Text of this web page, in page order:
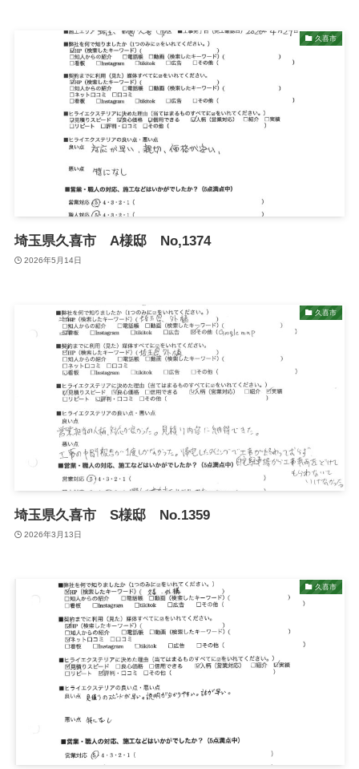
久喜市
埼玉県久喜市 A様邸 No,1374
2026年5月14日
久喜市
埼玉県久喜市 S様邸 No.1359
2026年3月13日
久喜市